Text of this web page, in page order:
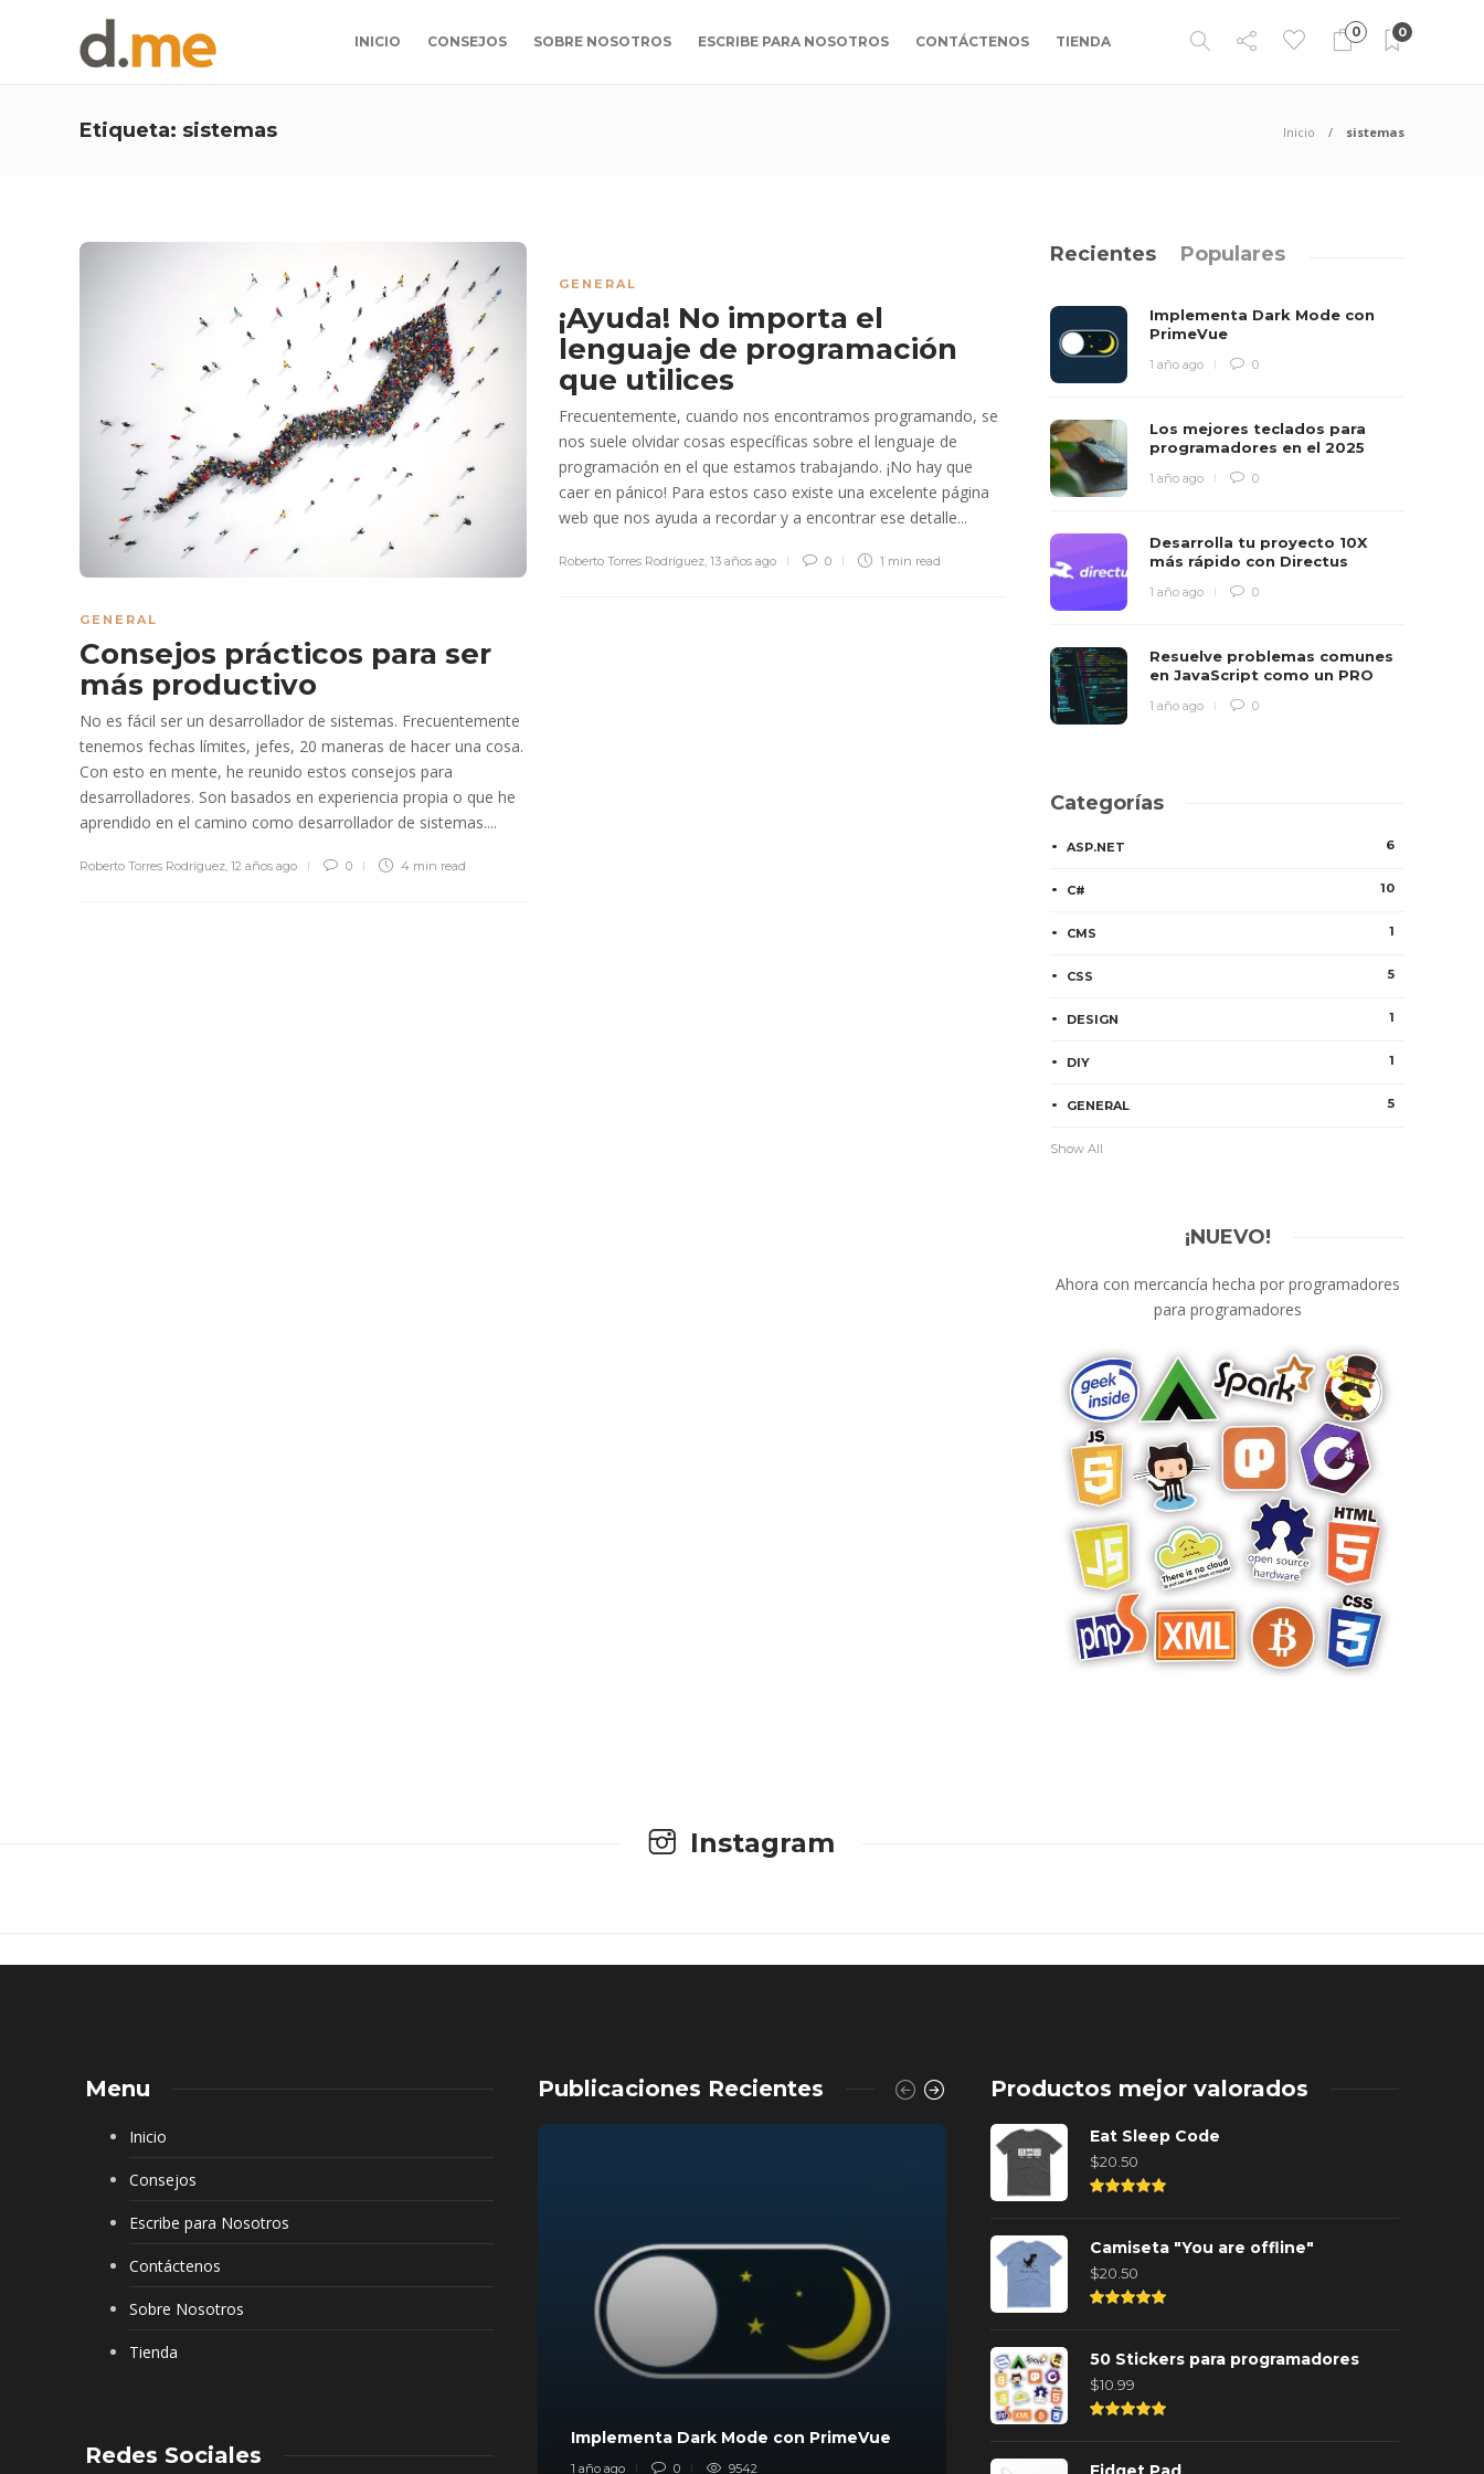
INICIO CONSEJOS SOBRE NOSOTROS ESCRIBE PARA NOSOTROS CONTÁCTENOS TIENDA
0 0
Etiqueta: sistemas Inicio sistemas
GENERAL
Consejos prácticos para ser
más productivo
No es fácil ser un desarrollador de sistemas. Frecuentemente
tenemos fechas límites, jefes, 20 maneras de hacer una cosa.
Con esto en mente, he reunido estos consejos para
desarrolladores. Son basados en experiencia propia o que he
aprendido en el camino como desarrollador de sistemas....
Roberto Torres Rodríguez 12 años ago 0 4 min read
GENERAL
¡Ayuda! No importa el
lenguaje de programación
que utilices
Frecuentemente, cuando nos encontramos programando, se
nos suele olvidar cosas específicas sobre el lenguaje de
programación en el que estamos trabajando. ¡No hay que
caer en pánico! Para estos caso existe una excelente página
web que nos ayuda a recordar y a encontrar ese detalle...
Roberto Torres Rodríguez, 13 años ago 0 1 min read
Recientes Populares
Implementa Dark Mode con
PrimeVue
1 año ago 0
Los mejores teclados para
programadores en el 2025
1 año ago 0
Desarrolla tu proyecto 10X
más rápido con Directus
1 año ago 0
Resuelve problemas comunes
en JavaScript como un PRO
1 año ago 0
Categorías
ASP.NET 6
C# 10
CMS 1
CSS 5
DESIGN 1
DIY 1
GENERAL 5
Show All
¡NUEVO!
Ahora con mercancía hecha por programadores
para programadores
Instagram
Menu
Inicio
Consejos
Escribe para Nosotros
Contáctenos
Sobre Nosotros
Tienda
Redes Sociales
Publicaciones Recientes
Implementa Dark Mode con PrimeVue
1 año ago 0 9542
Los mejores teclados para
1 año ago 4648
Productos mejor valorados
Eat Sleep Code
$20.50
out of
5
Camiseta "You are offline"
$20.50
out of
5
50 Stickers para programadores
$10.99
out of